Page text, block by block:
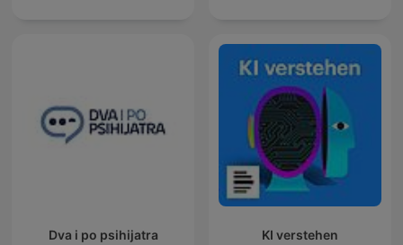
Dva i po psihijatra KI verstehen